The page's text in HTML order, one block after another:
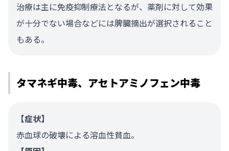
治療は主に免疫抑制療法となるが、薬剤に対して効果
が十分でない場合などには脾臓摘出が選択されること
もある。
タマネギ中毒、アセトアミノフェン中毒
【症状】
赤血球の破壊による溶血性貧血。